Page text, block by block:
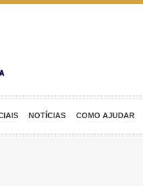
NOTÍCIAS COMO AJUDAR